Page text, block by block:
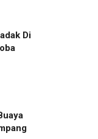
Di